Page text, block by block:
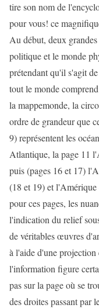
tire son nom de
pour vous! ce
Au début, deux
politique et le monde
prétendant qu'il s'agit
tout le monde
la mappemonde, la
ordre de grandeur que
9) représentent les
Atlantique, la page 11
puis (pages 16 et 17)
(18 et 19) et
pour ces pages, les
l'indication du relief
de véritables œuvres
à l'aide d'une projection
l'information figure
pas sur la page où se
des droites passant par